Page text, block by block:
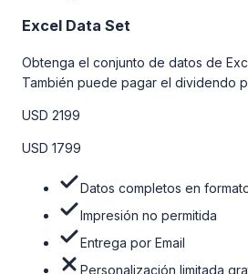
Excel Data Set
Obtenga el conjunto de datos de
También puede pagar el dividendo
la tabla de precios a continuación.
USD 2199
USD 1799
Datos completos en
Impresión no permitida
Entrega por Email
Personalización limitada